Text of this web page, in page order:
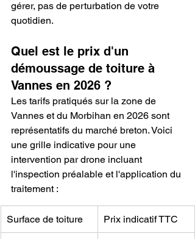
gérer, pas de perturbation de votre
quotidien.
Quel est le prix d'un
démoussage de toiture à
Vannes en 2026 ?
Les tarifs pratiqués sur la zone de
Vannes et du Morbihan en 2026 sont
représentatifs du marché breton. Voici
une grille indicative pour une
intervention par drone incluant
l'inspection préalable et l'application du
traitement :
Surface de toiture Prix indicatif TTC